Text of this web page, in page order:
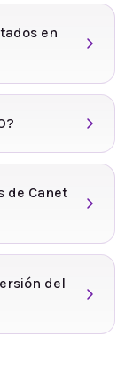
en
de Canet
del